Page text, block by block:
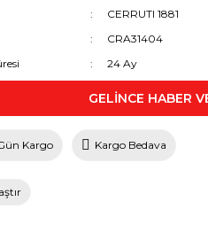
CERRUTI 1881
CRA31404
24 Ay
GELİNCE HABER
Kargo Kargo Bedava